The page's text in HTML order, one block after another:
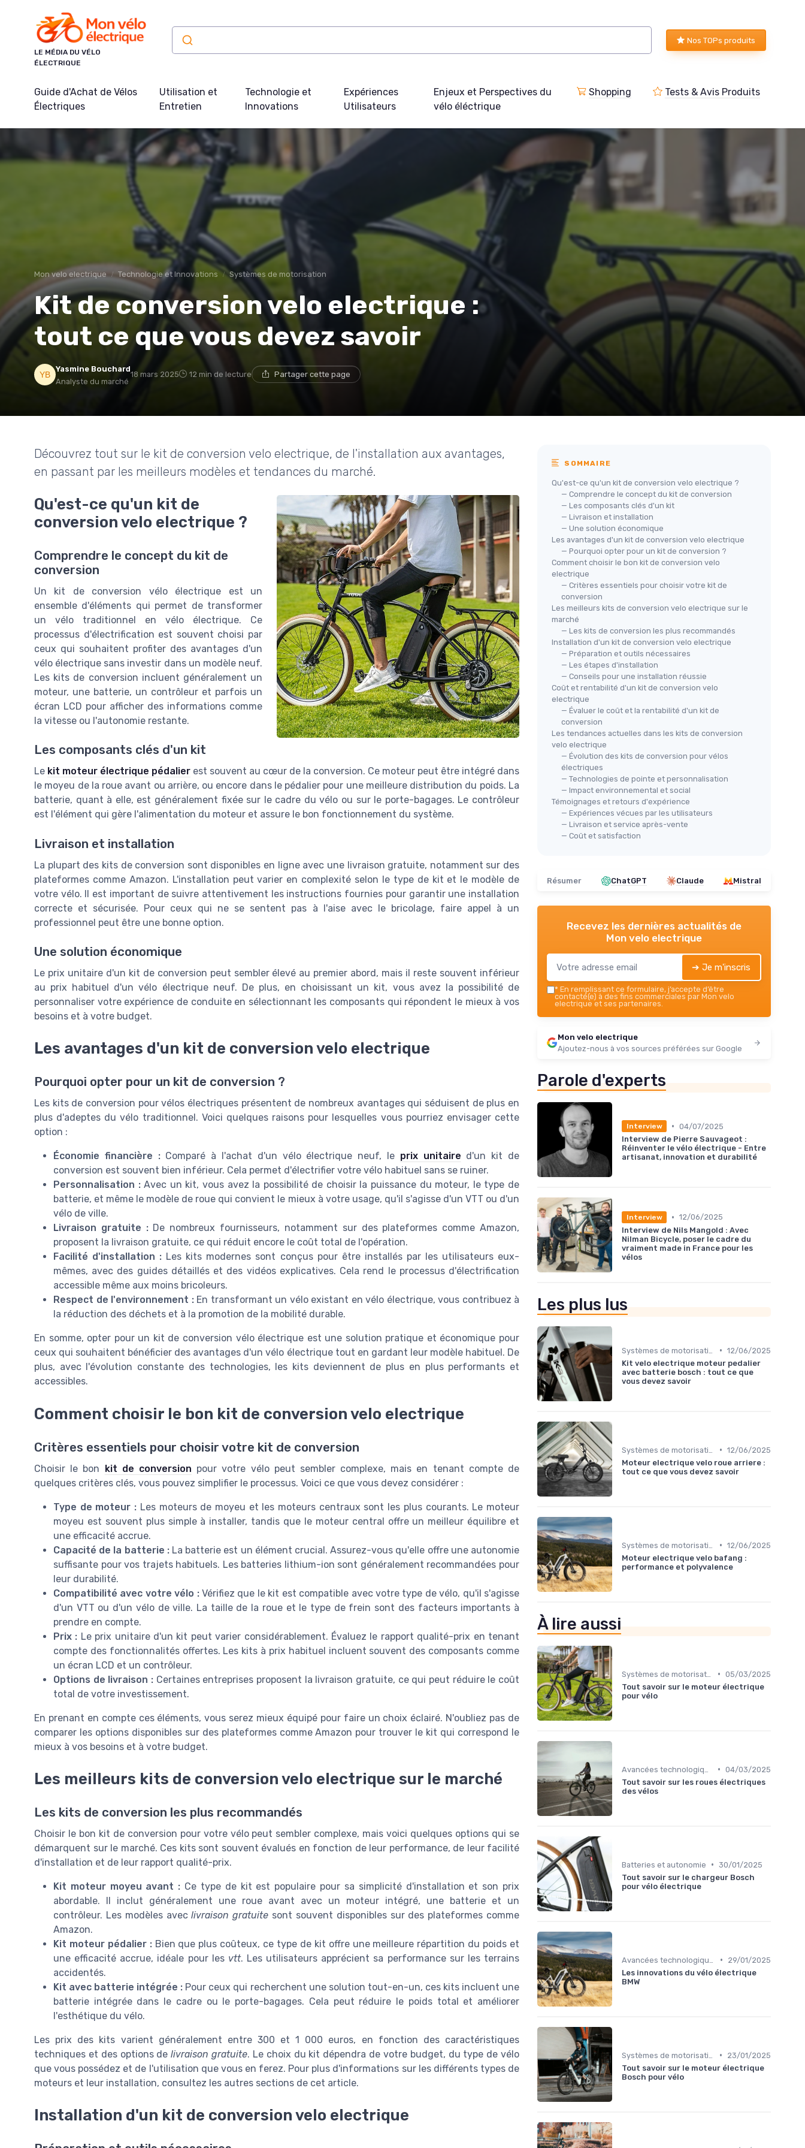
LE MÉDIA DU VÉLO
ÉLECTRIQUE
Nos TOPs produits
Guide d'Achat de Vélos
Électriques
Utilisation et
Entretien
Technologie et
Innovations
Expériences
Utilisateurs
Enjeux et Perspectives du
vélo éléctrique
Shopping Tests & Avis Produits
Mon velo electrique Technologie et Innovations Systèmes de motorisation
Kit de conversion velo electrique :
tout ce que vous devez savoir
Yasmine Bouchard
Analyste du marché
18 mars 2025 12 min de lecture Partager cette page
Découvrez tout sur le kit de conversion velo electrique, de l'installation aux avantages,
en passant par les meilleurs modèles et tendances du marché.
Qu'est-ce qu'un kit de
conversion velo electrique ?
Comprendre le concept du kit de
conversion
Un kit de conversion vélo électrique est un
ensemble d'éléments qui permet de transformer
un vélo traditionnel en vélo électrique. Ce
processus d'électrification est souvent choisi par
ceux qui souhaitent profiter des avantages d'un
vélo électrique sans investir dans un modèle neuf.
Les kits de conversion incluent généralement un
moteur, une batterie, un contrôleur et parfois un
écran LCD pour afficher des informations comme
la vitesse ou l'autonomie restante.
Les composants clés d'un kit
Le kit moteur électrique pédalier est souvent au cœur de la conversion. Ce moteur peut être intégré dans
le moyeu de la roue avant ou arrière, ou encore dans le pédalier pour une meilleure distribution du poids. La
batterie, quant à elle, est généralement fixée sur le cadre du vélo ou sur le porte-bagages. Le contrôleur
est l'élément qui gère l'alimentation du moteur et assure le bon fonctionnement du système.
Livraison et installation
La plupart des kits de conversion sont disponibles en ligne avec une livraison gratuite, notamment sur des
plateformes comme Amazon. L'installation peut varier en complexité selon le type de kit et le modèle de
votre vélo. Il est important de suivre attentivement les instructions fournies pour garantir une installation
correcte et sécurisée. Pour ceux qui ne se sentent pas à l'aise avec le bricolage, faire appel à un
professionnel peut être une bonne option.
Une solution économique
Le prix unitaire d'un kit de conversion peut sembler élevé au premier abord, mais il reste souvent inférieur
au prix habituel d'un vélo électrique neuf. De plus, en choisissant un kit, vous avez la possibilité de
personnaliser votre expérience de conduite en sélectionnant les composants qui répondent le mieux à vos
besoins et à votre budget.
Les avantages d'un kit de conversion velo electrique
Pourquoi opter pour un kit de conversion ?
Les kits de conversion pour vélos électriques présentent de nombreux avantages qui séduisent de plus en
plus d'adeptes du vélo traditionnel. Voici quelques raisons pour lesquelles vous pourriez envisager cette
option :
Économie financière :Comparé à l'achat d'un vélo électrique neuf, le prix unitaire d'un kit de
conversion est souvent bien inférieur. Cela permet d'électrifier votre vélo habituel sans se ruiner.
Personnalisation :Avec un kit, vous avez la possibilité de choisir la puissance du moteur, le type de
batterie, et même le modèle de roue qui convient le mieux à votre usage, qu'il s'agisse d'un VTT ou d'un
vélo de ville.
Livraison gratuite :De nombreux fournisseurs, notamment sur des plateformes comme Amazon,
proposent la livraison gratuite, ce qui réduit encore le coût total de l'opération.
Facilité d'installation : Les kits modernes sont conçus pour être installés par les utilisateurs eux-
mêmes, avec des guides détaillés et des vidéos explicatives. Cela rend le processus d'électrification
accessible même aux moins bricoleurs.
Respect de l'environnement :En transformant un vélo existant en vélo électrique, vous contribuez à
la réduction des déchets et à la promotion de la mobilité durable.
En somme, opter pour un kit de conversion vélo électrique est une solution pratique et économique pour
ceux qui souhaitent bénéficier des avantages d'un vélo électrique tout en gardant leur modèle habituel. De
plus, avec l'évolution constante des technologies, les kits deviennent de plus en plus performants et
accessibles.
Comment choisir le bon kit de conversion velo electrique
Critères essentiels pour choisir votre kit de conversion
Choisir le bon kit de conversion pour votre vélo peut sembler complexe, mais en tenant compte de
quelques critères clés, vous pouvez simplifier le processus. Voici ce que vous devez considérer :
Type de moteur : Les moteurs de moyeu et les moteurs centraux sont les plus courants. Le moteur
moyeu est souvent plus simple à installer, tandis que le moteur central offre un meilleur équilibre et
une efficacité accrue.
Capacité de la batterie :La batterie est un élément crucial. Assurez-vous qu'elle offre une autonomie
suffisante pour vos trajets habituels. Les batteries lithium-ion sont généralement recommandées pour
leur durabilité.
Compatibilité avec votre vélo :Vérifiez que le kit est compatible avec votre type de vélo, qu'il s'agisse
d'un VTT ou d'un vélo de ville. La taille de la roue et le type de frein sont des facteurs importants à
prendre en compte.
Prix : Le prix unitaire d'un kit peut varier considérablement. Évaluez le rapport qualité-prix en tenant
compte des fonctionnalités offertes. Les kits à prix habituel incluent souvent des composants comme
un écran LCD et un contrôleur.
Options de livraison : Certaines entreprises proposent la livraison gratuite, ce qui peut réduire le coût
total de votre investissement.
En prenant en compte ces éléments, vous serez mieux équipé pour faire un choix éclairé. N'oubliez pas de
comparer les options disponibles sur des plateformes comme Amazon pour trouver le kit qui correspond le
mieux à vos besoins et à votre budget.
Les meilleurs kits de conversion velo electrique sur le marché
Les kits de conversion les plus recommandés
Choisir le bon kit de conversion pour votre vélo peut sembler complexe, mais voici quelques options qui se
démarquent sur le marché. Ces kits sont souvent évalués en fonction de leur performance, de leur facilité
d'installation et de leur rapport qualité-prix.
Kit moteur moyeu avant : Ce type de kit est populaire pour sa simplicité d'installation et son prix
abordable. Il inclut généralement une roue avant avec un moteur intégré, une batterie et un
contrôleur. Les modèles aveclivraison gratuite sont souvent disponibles sur des plateformes comme
Amazon.
Kit moteur pédalier :Bien que plus coûteux, ce type de kit offre une meilleure répartition du poids et
une efficacité accrue, idéale pour les vtt. Les utilisateurs apprécient sa performance sur les terrains
accidentés.
Kit avec batterie intégrée : Pour ceux qui recherchent une solution tout-en-un, ces kits incluent une
batterie intégrée dans le cadre ou le porte-bagages. Cela peut réduire le poids total et améliorer
l'esthétique du vélo.
Les prix des kits varient généralement entre 300 et 1 000 euros, en fonction des caractéristiques
techniques et des options delivraison gratuite. Le choix du kit dépendra de votre budget, du type de vélo
que vous possédez et de l'utilisation que vous en ferez. Pour plus d'informations sur les différents types de
moteurs et leur installation, consultez les autres sections de cet article.
Installation d'un kit de conversion velo electrique
SOMMAIRE
Qu'est-ce qu'un kit de conversion velo electrique ?
— Comprendre le concept du kit de conversion
— Les composants clés d'un kit
— Livraison et installation
— Une solution économique
Les avantages d'un kit de conversion velo electrique
— Pourquoi opter pour un kit de conversion ?
Comment choisir le bon kit de conversion velo
electrique
— Critères essentiels pour choisir votre kit de
conversion
Les meilleurs kits de conversion velo electrique sur le
marché
— Les kits de conversion les plus recommandés
Installation d'un kit de conversion velo electrique
— Préparation et outils nécessaires
— Les étapes d'installation
— Conseils pour une installation réussie
Coût et rentabilité d'un kit de conversion velo
electrique
— Évaluer le coût et la rentabilité d'un kit de
conversion
Les tendances actuelles dans les kits de conversion
velo electrique
— Évolution des kits de conversion pour vélos
électriques
— Technologies de pointe et personnalisation
— Impact environnemental et social
Témoignages et retours d'expérience
— Expériences vécues par les utilisateurs
— Livraison et service après-vente
— Coût et satisfaction
Résumer ChatGPT Claude Mistral
Recevez les dernières actualités de
Mon velo electrique
➔ Je m'inscris
* En remplissant ce formulaire, j’accepte d’être
contacté(e) à des fins commerciales par Mon velo
electrique et ses partenaires.
Mon velo electrique
Ajoutez-nous à vos sources préférées sur Google
Parole d'experts
Interview • 04/07/2025
Interview de Pierre Sauvageot :
Réinventer le vélo électrique - Entre
artisanat, innovation et durabilité
Interview • 12/06/2025
Interview de Nils Mangold : Avec
Nilman Bicycle, poser le cadre du
vraiment made in France pour les
vélos
Les plus lus
• 12/06/2025
Kit velo electrique moteur pedalier
avec batterie bosch : tout ce que
vous devez savoir
• 12/06/2025
Moteur electrique velo roue arriere :
tout ce que vous devez savoir
• 12/06/2025
Moteur electrique velo bafang :
performance et polyvalence
À lire aussi
• 05/03/2025
Tout savoir sur le moteur électrique
pour vélo
• 04/03/2025
Tout savoir sur les roues électriques
des vélos
Batteries et autonomie • 30/01/2025
Tout savoir sur le chargeur Bosch
pour vélo électrique
•
29/01/2025
Les innovations du vélo électrique
BMW
•
23/01/2025
Tout savoir sur le moteur électrique
Bosch pour vélo